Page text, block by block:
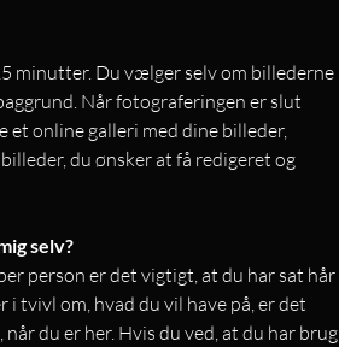
minutter. Du vælger selv om billederne
Når fotograferingen er slut
et online galleri med dine billeder,
du ønsker at få redigeret og
selv?
person er det vigtigt, at du har sat hår
i tvivl om, hvad du vil have på, er det
du er her. Hvis du ved, at du har brug